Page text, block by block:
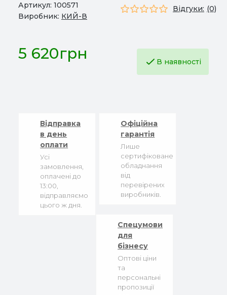
Артикул: 100571
Виробник: КИЙ-В
Відгуки: (0)
5 620грн В наявності
Відправка
в день
оплати
Усі
замовлення,
оплачені до
13:00,
відправляємо
цього ж дня.
Офіційна
гарантія
Лише
сертифіковане
обладнання
від
перевірених
виробників.
Спецумови
для
бізнесу
Оптові ціни
та
персональні
пропозиції